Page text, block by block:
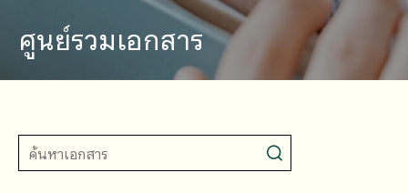
ศูนย์รวมเอกสาร